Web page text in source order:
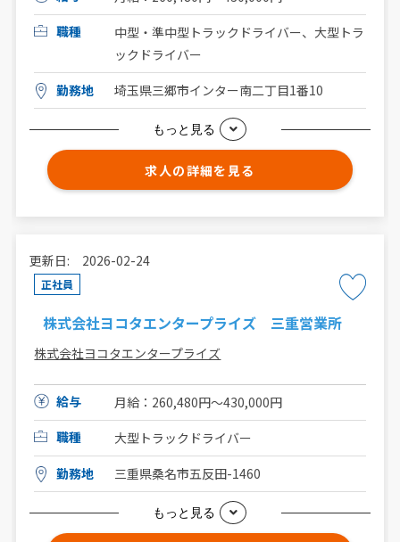
職種
中型・準中型トラックドライバー、大型トラ
ックドライバー
勤務地
埼玉県三郷市インター南二丁目1番10
もっと見る
求人の詳細を見る
更新日: 2026-02-24
正社員
株式会社ヨコタエンタープライズ 三重営業所
株式会社ヨコタエンタープライズ
給与
月給：260,480円〜430,000円
職種
大型トラックドライバー
勤務地
三重県桑名市五反田-1460
もっと見る